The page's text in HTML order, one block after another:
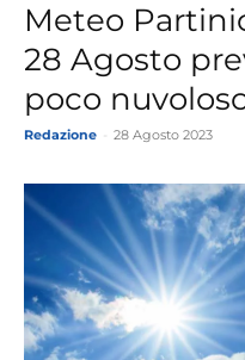
Meteo
28 Agosto
poco
Redazione 28 Agosto 2023